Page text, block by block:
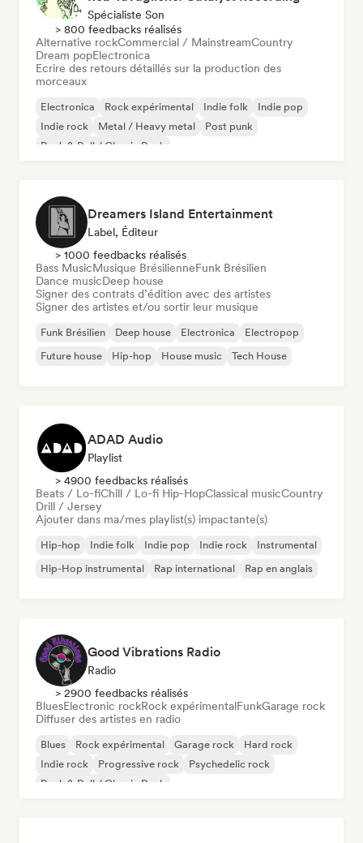
Spécialiste Son
> 800 feedbacks réalisés
Alternative rockCommercial / MainstreamCountry
Dream popElectronica
Ecrire des retours détaillés sur la production des
morceaux
Electronica Rock expérimental Indie folk
Indie pop
Indie rock
Metal / Heavy metal
Post punk
Rock & Roll / Classic Rock
Dreamers Island Entertainment
Label, Éditeur
> 1000 feedbacks réalisés
Bass MusicMusique BrésilienneFunk Brésilien
Dance musicDeep house
Signer des contrats d’édition avec des artistes
Signer des artistes et/ou sortir leur musique
Funk Brésilien Deep house Electronica
Electropop
Future house
Hip-hop House music Tech House
ADAD Audio
Playlist
> 4900 feedbacks réalisés
Beats / Lo-fiChill / Lo-fi Hip-HopClassical musicCountry
Drill / Jersey
Ajouter dans ma/mes playlist(s) impactante(s)
Hip-hop Indie folk Indie pop Indie rock
Instrumental
Hip-Hop instrumental
Rap international Rap en anglais
Good Vibrations Radio
Radio
> 2900 feedbacks réalisés
BluesElectronic rockRock expérimentalFunkGarage rock
Diffuser des artistes en radio
Blues Rock expérimental Garage rock
Hard rock
Indie rock
Progressive rock
Psychedelic rock
Rock & Roll / Classic Rock